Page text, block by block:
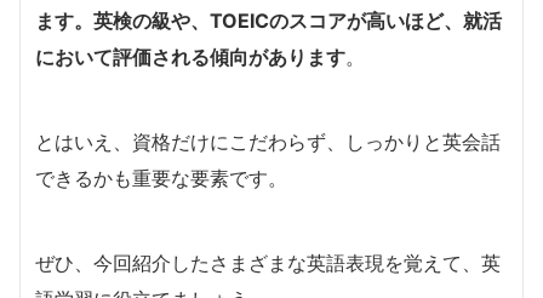
ます。英検の級や、TOEICのスコアが高いほど、就活
において評価される傾向があります。
とはいえ、資格だけにこだわらず、しっかりと英会話
できるかも重要な要素です。
ぜひ、今回紹介したさまざまな英語表現を覚えて、英